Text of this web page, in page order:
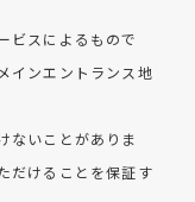
ビスによるもので
インエントランス地
ないことがありま
だけることを保証す